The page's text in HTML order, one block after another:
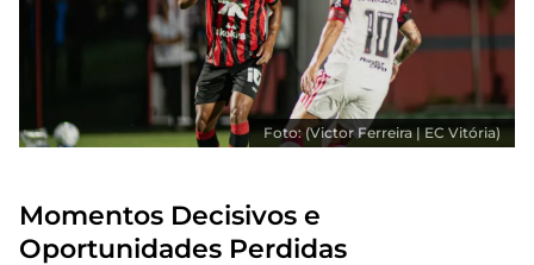
Foto: (Victor Ferreira | EC Vitória)
Momentos Decisivos e
Oportunidades Perdidas